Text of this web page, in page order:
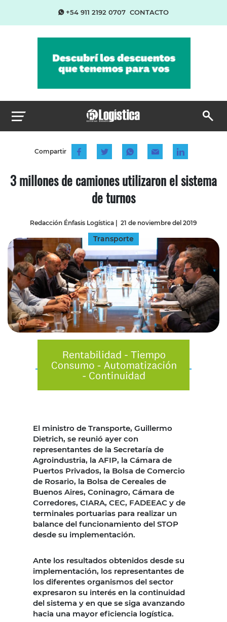
+54 911 2192 0707 CONTACTO
Compartir
3 millones de camiones utilizaron el sistema
de turnos
Redacción Énfasis Logística | 21 de noviembre del 2019
Transporte
El ministro de Transporte, Guillermo
Dietrich, se reunió ayer con
representantes de la Secretaría de
Agroindustria, la AFIP, la Cámara de
Puertos Privados, la Bolsa de Comercio
de Rosario, la Bolsa de Cereales de
Buenos Aires, Coninagro, Cámara de
Corredores, CIARA, CEC, FADEEAC y de
terminales portuarias para realizar un
balance del funcionamiento del STOP
desde su implementación.
Ante los resultados obtenidos desde su
implementación, los representantes de
los diferentes organismos del sector
expresaron su interés en la continuidad
del sistema y en que se siga avanzando
hacia una mayor eficiencia logística.